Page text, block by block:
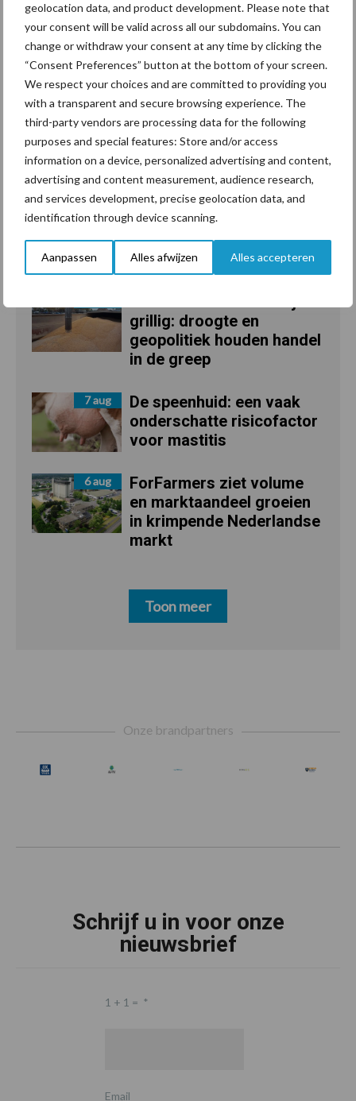
geolocation data, and product development. Please note that
your consent will be valid across all our subdomains. You can
change or withdraw your consent at any time by clicking the
“Consent Preferences” button at the bottom of your screen.
We respect your choices and are committed to providing you
with a transparent and secure browsing experience. The
third-party vendors are processing data for the following
purposes and special features: Store and/or access
information on a device, personalized advertising and content,
advertising and content measurement, audience research,
and services development, precise geolocation data, and
identification through device scanning.
Aanpassen Alles afwijzen Alles accepteren
21 jan
Bas Engelen award voor
Caroline van der Plas
Recent nieuws Partner nieuws
grillig: droogte en
geopolitiek houden handel
in de greep
7 aug
De speenhuid: een vaak
onderschatte risicofactor
voor mastitis
6 aug
ForFarmers ziet volume
en marktaandeel groeien
in krimpende Nederlandse
markt
Toon meer
Onze brandpartners
Schrijf u in voor onze
nieuwsbrief
1 + 1 = *
Email